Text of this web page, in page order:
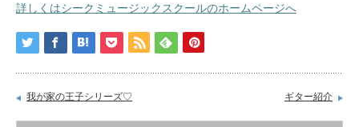
詳しくはシークミュージックスクールのホームページへ
我が家の王子シリーズ♡ ギター紹介